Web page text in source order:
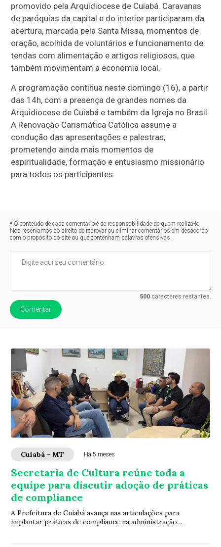
promovido pela Arquidiocese de Cuiabá. Caravanas
de paróquias da capital e do interior participaram da
abertura, marcada pela Santa Missa, momentos de
oração, acolhida de voluntários e funcionamento de
tendas com alimentação e artigos religiosos, que
também movimentam a economia local.
A programação continua neste domingo (16), a partir
das 14h, com a presença de grandes nomes da
Arquidiocese de Cuiabá e também da Igreja no Brasil.
A Renovação Carismática Católica assume a
condução das apresentações e palestras,
prometendo ainda mais momentos de
espiritualidade, formação e entusiasmo missionário
para todos os participantes.
* O conteúdo de cada comentário é de responsabilidade de quem realizá-lo.
Nos reservamos ao direito de reprovar ou eliminar comentários em desacordo
com o propósito do site ou que contenham palavras ofensivas.
500caracteres restantes.
Comentar
Cuiabá - MT Há 5 meses
Secretaria de Cultura reúne toda a
equipe para discutir adoção de práticas
de compliance
A Prefeitura de Cuiabá avança nas articulações para
implantar práticas de compliance na administração